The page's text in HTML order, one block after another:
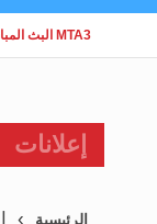
MTA3 البث المباشر
إعلانات
الرئيسية